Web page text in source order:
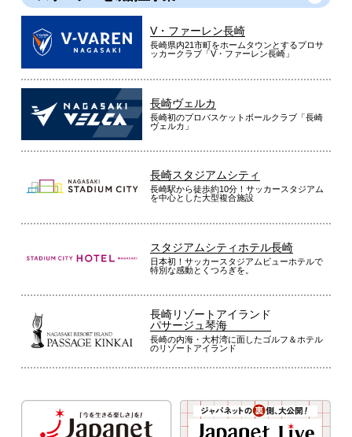
V・ファーレン長崎
長崎県内21市町をホームタウンとするプロサ
ッカークラブ「V・ファーレン長崎」
長崎ヴェルカ
長崎初のプロバスケットボールクラブ「長崎
ヴェルカ」
長崎スタジアムシティ
長崎駅から徒歩約10分！サッカースタジアム
を中心とした大型複合施設
スタジアムシティホテル長崎
日本初！サッカースタジアムビューホテルで
特別な感動とくつろぎを。
長崎リゾートアイランド
パサージュ琴海
長崎の内海・大村湾に面したゴルフ＆ホテル
のリゾートアイランド